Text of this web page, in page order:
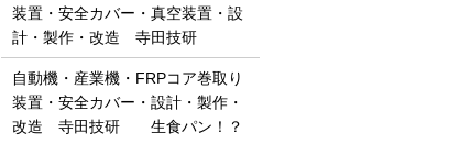
装置・安全カバー・真空装置・設
計・製作・改造 寺田技研
自動機・産業機・FRPコア巻取り
装置・安全カバー・設計・製作・
改造 寺田技研 生食パン！？